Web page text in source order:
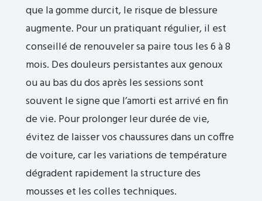
que la gomme durcit, le risque de blessure
augmente. Pour un pratiquant régulier, il est
conseillé de renouveler sa paire tous les 6 à 8
mois. Des douleurs persistantes aux genoux
ou au bas du dos après les sessions sont
souvent le signe que l’amorti est arrivé en fin
de vie. Pour prolonger leur durée de vie,
évitez de laisser vos chaussures dans un coffre
de voiture, car les variations de température
dégradent rapidement la structure des
mousses et les colles techniques.